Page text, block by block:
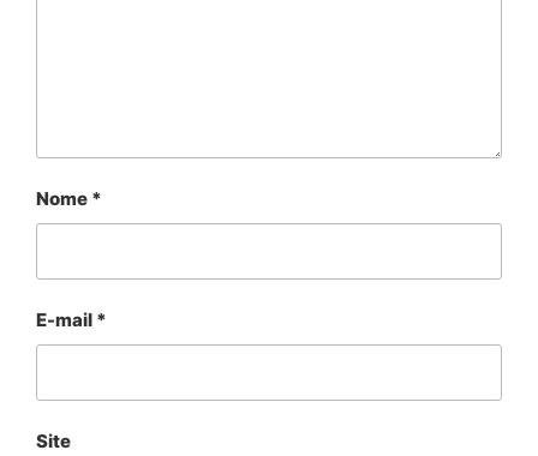
Nome *
E-mail *
Site